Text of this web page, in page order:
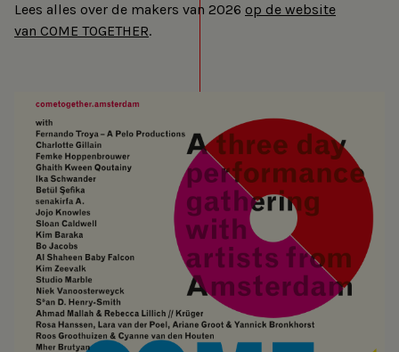
Lees alles over de makers van 2026 op de website
van COME TOGETHER.